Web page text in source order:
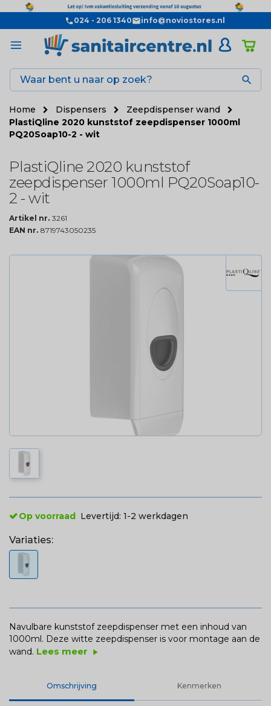
024 - 206 1340 info@noviostores.nl

Home Dispensers
Zeepdispenser wand
PlastiQline 2020 kunststof zeepdispenser 1000ml
PQ20Soap10-2 - wit
PlastiQline 2020 kunststof
zeepdispenser 1000ml PQ20Soap10-
2 - wit
Artikel nr. 3261
EAN nr. 8719743050235
Op voorraad Levertijd: 1-2 werkdagen
Variaties:
Navulbare kunststof zeepdispenser met een inhoud van
1000ml. Deze witte zeepdispenser is voor montage aan de
wand. Lees meer play_arrow
Omschrijving Kenmerken